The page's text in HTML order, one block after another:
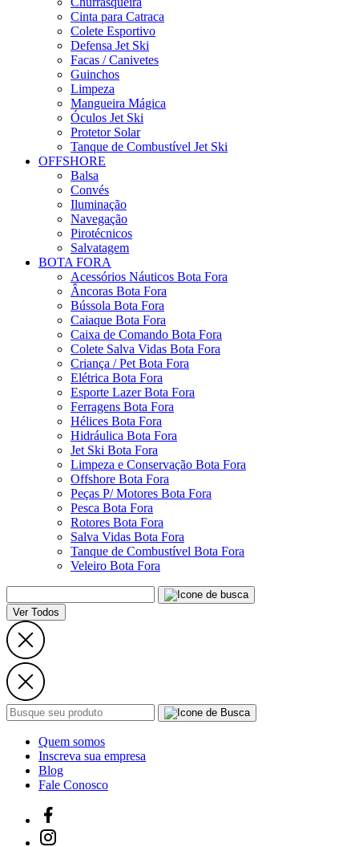
Cinta para Catraca
Colete Esportivo
Defensa Jet Ski
Facas / Canivetes
Guinchos
Limpeza
Mangueira Mágica
Óculos Jet Ski
Protetor Solar
Tanque de Combustível Jet Ski
OFFSHORE
Balsa
Convés
Iluminação
Navegação
Pirotécnicos
Salvatagem
BOTA FORA
Acessórios Náuticos Bota Fora
Âncoras Bota Fora
Bússola Bota Fora
Caiaque Bota Fora
Caixa de Comando Bota Fora
Colete Salva Vidas Bota Fora
Criança / Pet Bota Fora
Elétrica Bota Fora
Esporte Lazer Bota Fora
Ferragens Bota Fora
Hélices Bota Fora
Hidráulica Bota Fora
Jet Ski Bota Fora
Limpeza e Conservação Bota Fora
Offshore Bota Fora
Peças P/ Motores Bota Fora
Pesca Bota Fora
Rotores Bota Fora
Salva Vidas Bota Fora
Tanque de Combustível Bota Fora
Veleiro Bota Fora
Ver Todos
Quem somos
Inscreva sua empresa
Blog
Fale Conosco